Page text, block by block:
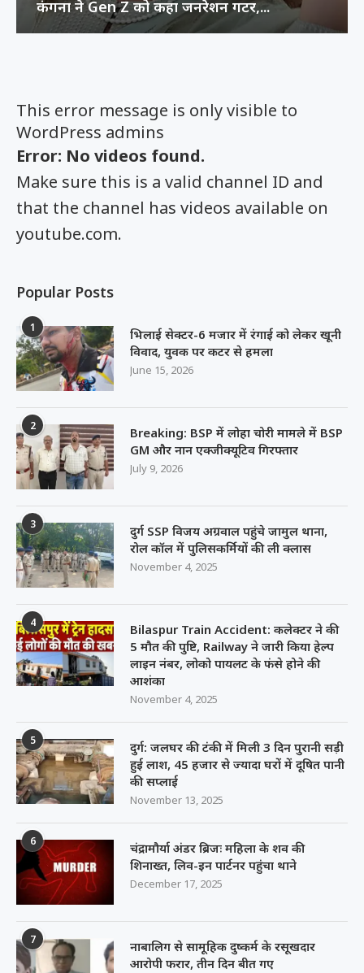
This error message is only visible to
WordPress admins
Error: No videos found.
Make sure this is a valid channel ID and
that the channel has videos available on
youtube.com.
Popular Posts
1
भिलाई सेक्टर-6 मजार में रंगाई को लेकर खूनी
विवाद, युवक पर कटर से हमला
June 15, 2026
2
Breaking: BSP में लोहा चोरी मामले में BSP
GM और नान एक्जीक्यूटिव गिरफ्तार
July 9, 2026
3
दुर्ग SSP विजय अग्रवाल पहुंचे जामुल थाना,
रोल कॉल में पुलिसकर्मियों की ली क्लास
November 4, 2025
4
Bilaspur Train Accident: कलेक्टर ने की
5 मौत की पुष्टि, Railway ने जारी किया हेल्प
लाइन नंबर, लोको पायलट के फंसे होने की
आशंका
November 4, 2025
5
दुर्ग: जलघर की टंकी में मिली 3 दिन पुरानी सड़ी
हुई लाश, 45 हजार से ज्यादा घरों में दूषित पानी
की सप्लाई
November 13, 2025
6
चंद्रामौर्या अंडर ब्रिजः महिला के शव की
शिनाख्त, लिव-इन पार्टनर पहुंचा थाने
December 17, 2025
7
नाबालिग से सामूहिक दुष्कर्म के रसूखदार
आरोपी फरार, तीन दिन बीत गए
कंगना ने Gen Z को कहा जनरेशन गटर,...